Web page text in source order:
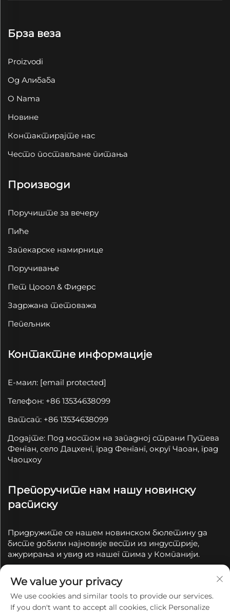
Брза веза
Proizvodi
Од Алибаба
O Nama
Новине
Контактирајте нас
Често постављане питања
Производи
Поручиште за вечеру
Пиће
Запекарске намирнице
Поручивање
Пет Цооол & Фидерс
Задржана тетоважа
Пепељник
Контактне информације
Е-маил: [email protected]
Телефон: +86 13534638099
Ватсап: +86 13534638099
Додајте: Под мостом на западној страни Путева
Фенган, село Дацхенг, град Фенганг, округ Чаоан, град
Чаоцхоу
Препоручите нам нашу новинску
расписку
Придружите се нашем новинском бюлетину да
бисте добили најновије вести из индустрије,
ажурирања и увид из нашег тима у Компанији.
Подпишите се
We value your privacy
We use cookies and similar tools to provide our services.
If you don't want to accept all cookies, click Personalize